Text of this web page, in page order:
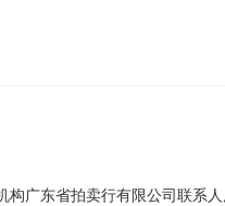
）租赁用途出租年限（
广东省拍卖行有限公司联系